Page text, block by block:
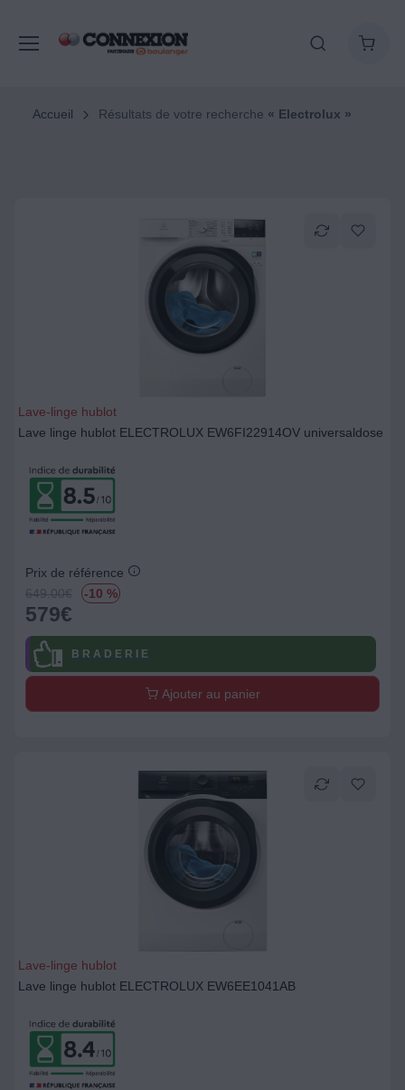
Accueil Résultats de votre recherche « Electrolux »
Lave-linge hublot
Lave linge hublot ELECTROLUX EW6FI22914OV universaldose
Prix de référence
649.00€ -10 %
579€
B R A D E R I E
Ajouter au panier
Lave-linge hublot
Lave linge hublot ELECTROLUX EW6EE1041AB